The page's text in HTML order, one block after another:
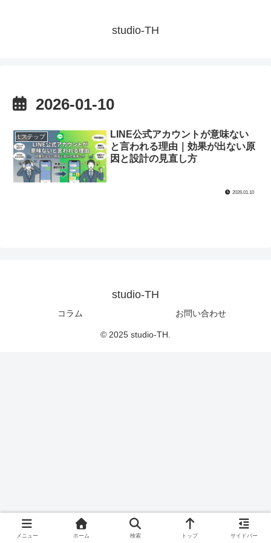
studio-TH
2026-01-10
Lステップ
LINE公式アカウントが意味ない
と言われる理由｜効果が出ない原
因と設計の見直し方
2026.01.10
studio-TH
コラム お問い合わせ
© 2025 studio-TH.
メニュー ホーム 検索 トップ サイドバー